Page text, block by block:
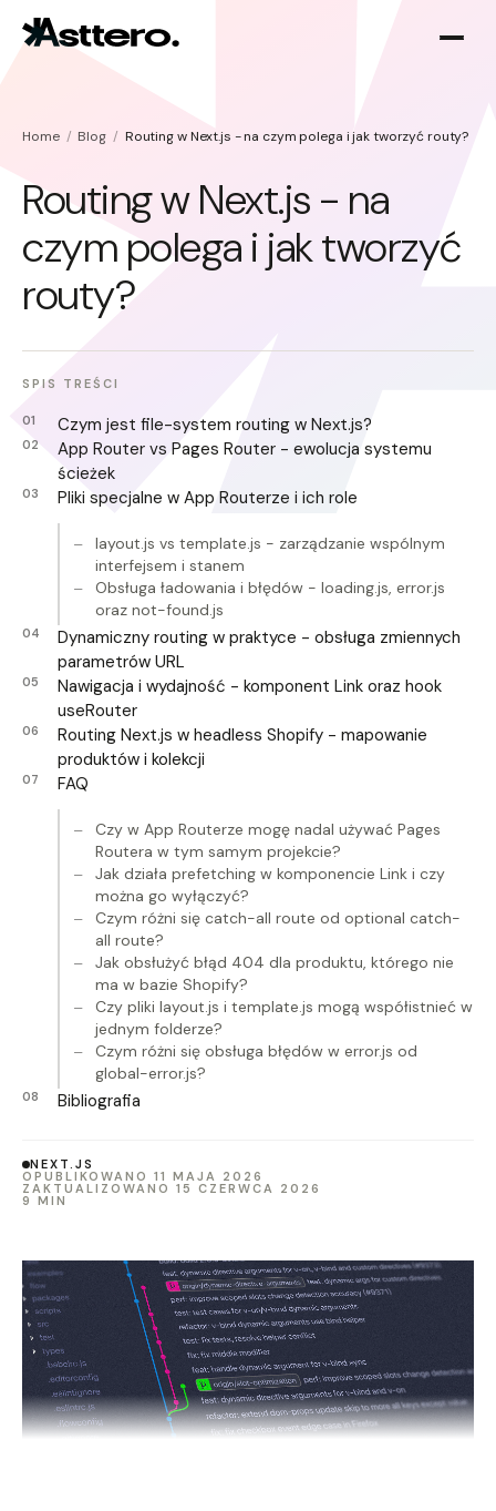
Optymalizacja Shopify
Migracja do Shopify
O nas
Home Blog Routing w Next.js - na czym polega i jak tworzyć routy?
Routing w Next.js - na
czym polega i jak tworzyć
routy?
SPIS TREŚCI
Czym jest file-system routing w Next.js?
App Router vs Pages Router - ewolucja systemu
ścieżek
Pliki specjalne w App Routerze i ich role
layout.js vs template.js - zarządzanie wspólnym
interfejsem i stanem
Obsługa ładowania i błędów - loading.js, error.js
oraz not-found.js
Dynamiczny routing w praktyce - obsługa zmiennych
parametrów URL
Nawigacja i wydajność - komponent Link oraz hook
useRouter
Routing Next.js w headless Shopify - mapowanie
produktów i kolekcji
FAQ
Czy w App Routerze mogę nadal używać Pages
Routera w tym samym projekcie?
Jak działa prefetching w komponencie Link i czy
można go wyłączyć?
Czym różni się catch-all route od optional catch-
all route?
Jak obsłużyć błąd 404 dla produktu, którego nie
ma w bazie Shopify?
Czy pliki layout.js i template.js mogą współistnieć w
jednym folderze?
Czym różni się obsługa błędów w error.js od
global-error.js?
Bibliografia
NEXT.JS
OPUBLIKOWANO 11 MAJA 2026
ZAKTUALIZOWANO 15 CZERWCA 2026
9 MIN